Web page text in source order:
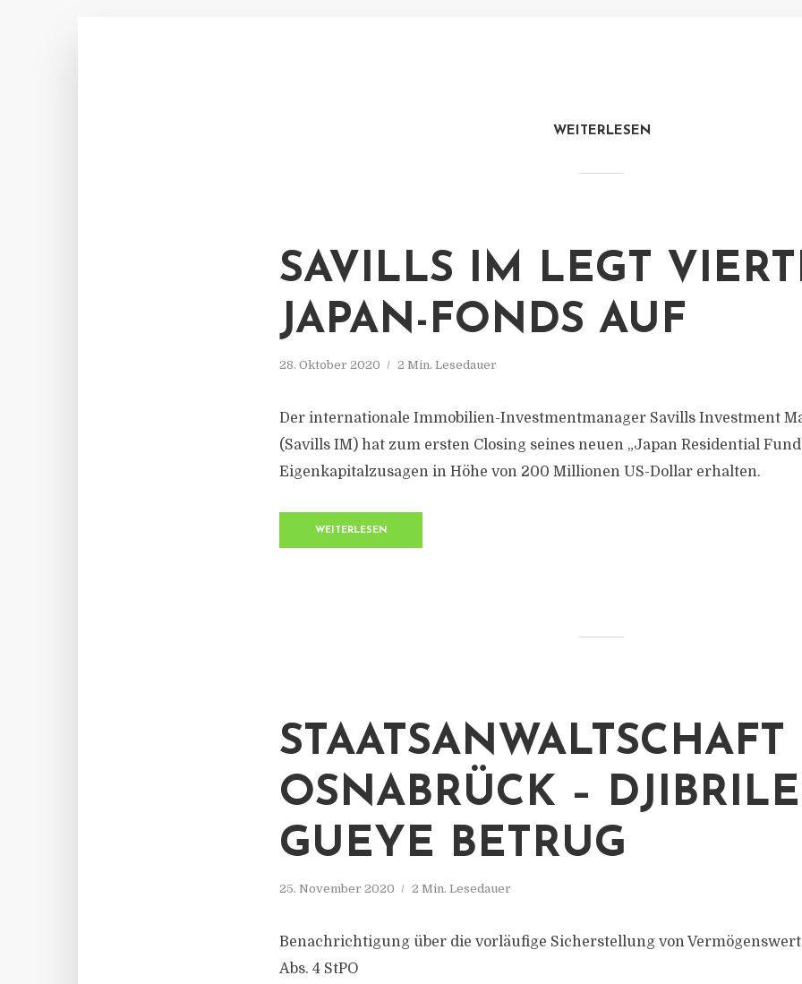
WEITERLESEN
SAVILLS IM LEGT
JAPAN-FONDS AUF
28. Oktober 2020 2 Min. Lesedauer
Der internationale Immobilien-Investmentmanager Savills Investment
(Savills IM) hat zum ersten Closing seines neuen „Japan Residential Fund
Eigenkapitalzusagen in Höhe von 200 Millionen US-Dollar erhalten.
WEITERLESEN
STAATSANWALTSCHAFT
OSNABRÜCK – DJIBRILE
GUEYE BETRUG
25. November 2020 2 Min. Lesedauer
Benachrichtigung über die vorläufige Sicherstellung von
Abs. 4 StPO